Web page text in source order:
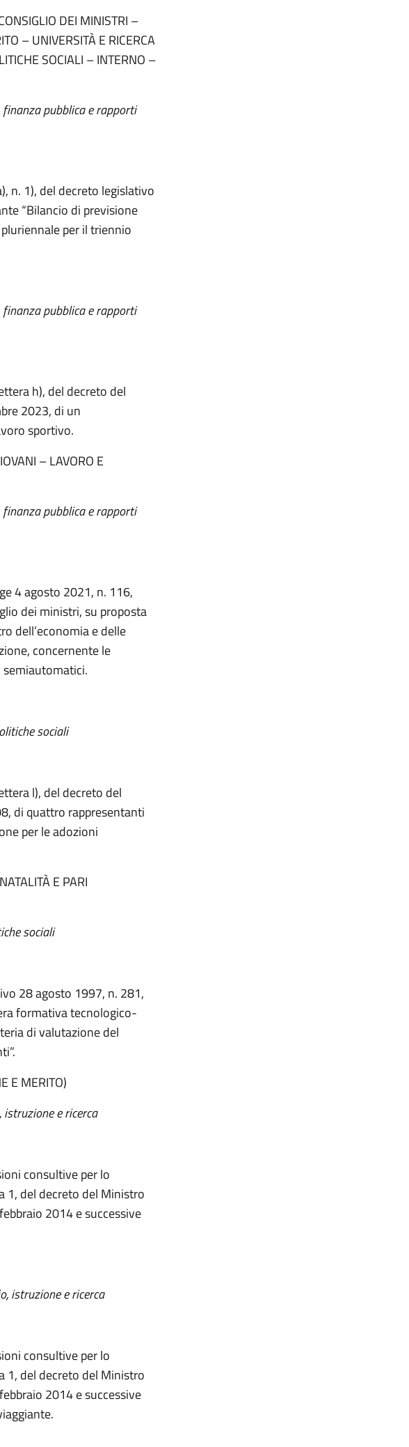
DEI MINISTRI –
– UNIVERSITÀ E RICERCA
SOCIALI – INTERNO –
pubblica e rapporti
n. 1), del decreto legislativo
“Bilancio di previsione
per il triennio
pubblica e rapporti
h), del decreto del
2023, di un
sportivo.
– LAVORO E
pubblica e rapporti
4 agosto 2021, n. 116,
dei ministri, su proposta
dell’economia e delle
concernente le
sociali
l), del decreto del
di quattro rappresentanti
per le adozioni
E PARI
sociali
28 agosto 1997, n. 281,
formativa tecnologico-
di valutazione del
E MERITO)
e ricerca
consultive per lo
1, del decreto del Ministro
2014 e successive
istruzione e ricerca
consultive per lo
1, del decreto del Ministro
2014 e successive